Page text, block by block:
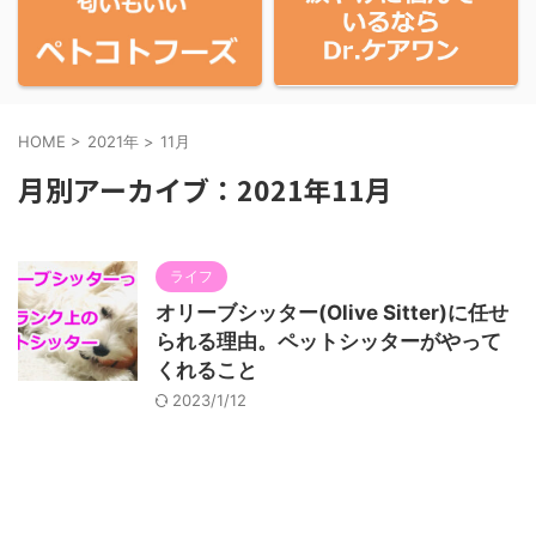
HOME > 2021年 > 11月
月別アーカイブ：2021年11月
ライフ
オリーブシッター(Olive Sitter)に任せ
られる理由。ペットシッターがやって
くれること
2023/1/12